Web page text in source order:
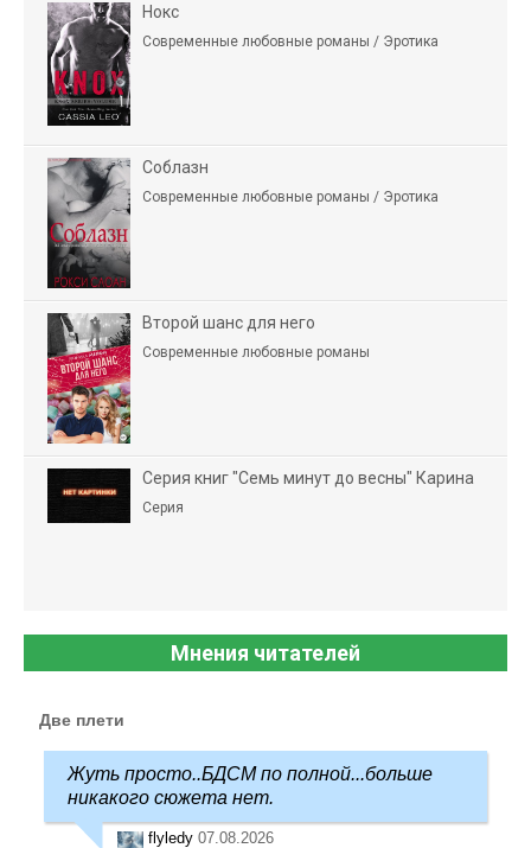
Нокс
Современные любовные романы / Эротика
Соблазн
Современные любовные романы / Эротика
Второй шанс для него
Современные любовные романы
Серия книг "Семь минут до весны" Карина
Серия
Мнения читателей
Две плети
Жуть просто..БДСМ по полной...больше
никакого сюжета нет.
flyledy 07.08.2026